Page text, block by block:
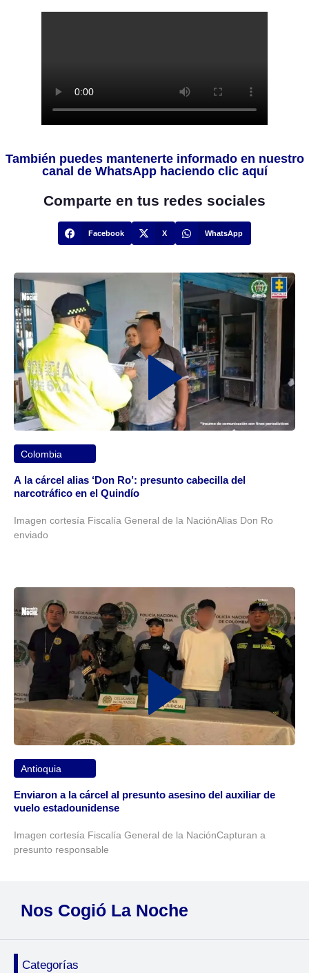
También puedes mantenerte informado en nuestro
canal de WhatsApp haciendo clic aquí
Comparte en tus redes sociales
Facebook X WhatsApp
Colombia
A la cárcel alias ‘Don Ro’: presunto cabecilla del
narcotráfico en el Quindío
Imagen cortesía Fiscalía General de la NaciónAlias Don Ro
enviado
Antioquia
Enviaron a la cárcel al presunto asesino del auxiliar de
vuelo estadounidense
Imagen cortesía Fiscalía General de la NaciónCapturan a
presunto responsable
Nos Cogió La Noche
Categorías